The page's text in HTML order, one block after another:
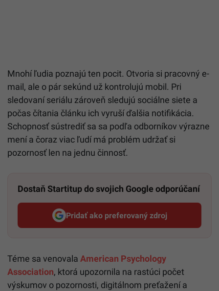
Mnohí ľudia poznajú ten pocit. Otvoria si pracovný e-
mail, ale o pár sekúnd už kontrolujú mobil. Pri
sledovaní seriálu zároveň sledujú sociálne siete a
počas čítania článku ich vyruší ďalšia notifikácia.
Schopnosť sústrediť sa sa podľa odborníkov výrazne
mení a čoraz viac ľudí má problém udržať si
pozornosť len na jednu činnosť.
Dostaň Startitup do svojich Google odporúčaní
Pridať ako preferovaný zdroj
Startitup, odkaz sa otvorí v
Téme sa venovala American Psychology
Association, ktorá upozornila na rastúci počet
výskumov o pozornosti, digitálnom preťažení a